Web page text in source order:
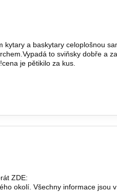
kytary a baskytary celoplošnou
to sviňsky dobře a
je pětikilo za kus.
ZDE:
okolí. Všechny informace jsou v